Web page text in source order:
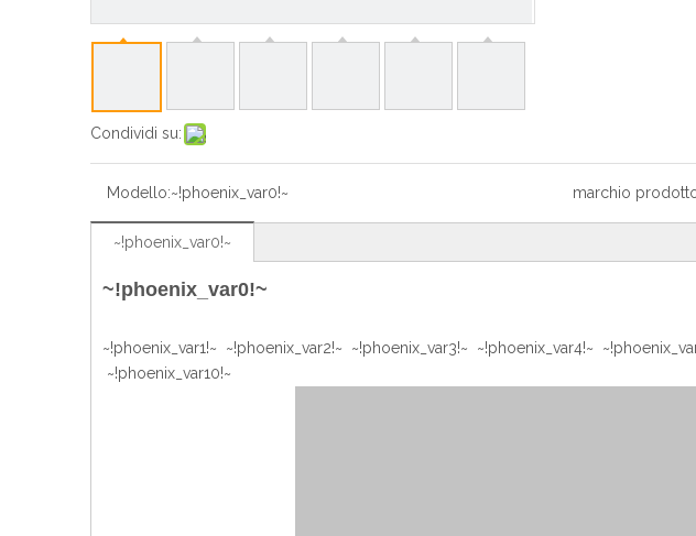
Condividi su:
Modello:~!phoenix_var0!~ marchio
~!phoenix_var0!~
~!phoenix_var0!~
~!phoenix_var1!~ ~!phoenix_var2!~ ~!phoenix_var3!~ ~!phoenix_var4!~
~!phoenix_var10!~